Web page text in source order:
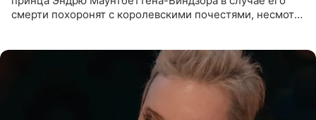
смерти похоронят с королевскими почестями, несмотря